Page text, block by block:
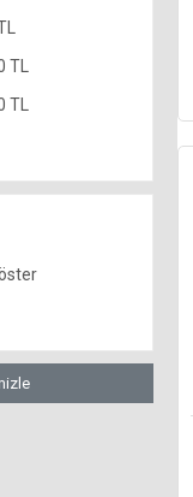
TL
TL